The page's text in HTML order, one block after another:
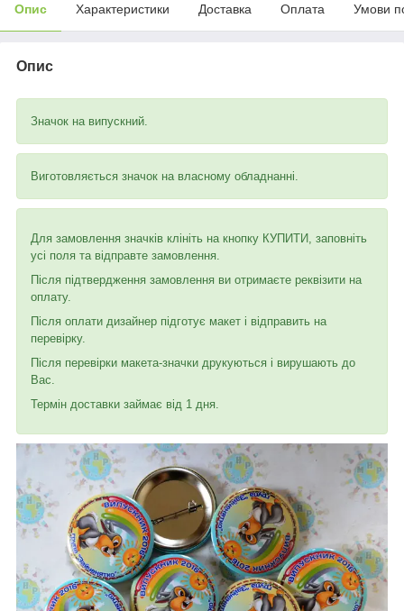
Опис Характеристики Доставка Оплата Умови
Опис
Значок на випускний.
Виготовляється значок на власному обладнанні.
Для замовлення значків клініть на кнопку КУПИТИ, заповніть
усі поля та відправте замовлення.
Після підтвердження замовлення ви отримаєте реквізити на
оплату.
Після оплати дизайнер підготує макет і відправить на
перевірку.
Після перевірки макета-значки друкуються і вирушають до
Вас.
Термін доставки займає від 1 дня.